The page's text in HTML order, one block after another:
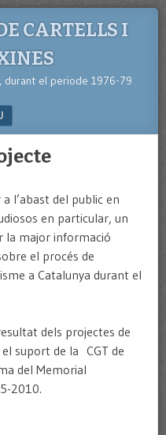
CARTELLS I
durant el periode 1976-79
l’abast del public en
en particular, un
la major informació
el procés de
a Catalunya durant el
dels projectes de
suport de la CGT de
del Memorial
2010.